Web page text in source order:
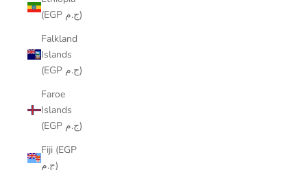
(EGP ج.م)
Falkland
Islands
(EGP ج.م)
Faroe
Islands
(EGP ج.م)
Fiji (EGP
ج.م)